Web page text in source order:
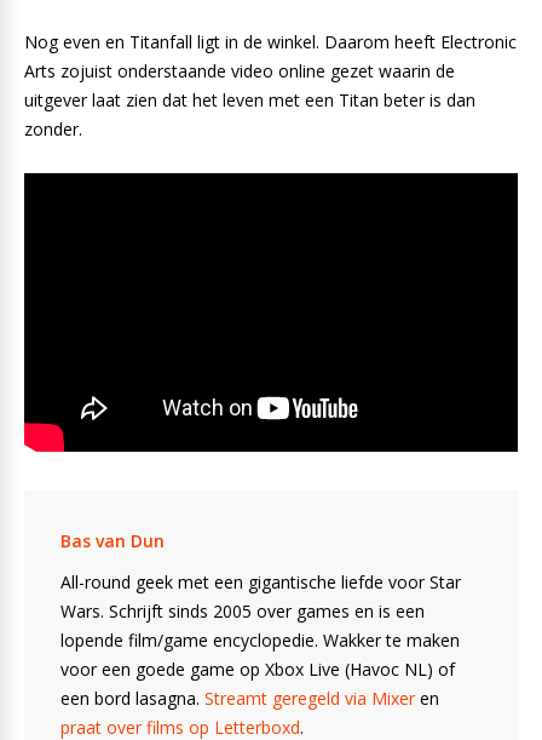
Nog even en Titanfall ligt in de winkel. Daarom heeft Electronic
Arts zojuist onderstaande video online gezet waarin de
uitgever laat zien dat het leven met een Titan beter is dan
zonder.
Bas van Dun
All-round geek met een gigantische liefde voor Star
Wars. Schrijft sinds 2005 over games en is een
lopende film/game encyclopedie. Wakker te maken
voor een goede game op Xbox Live (Havoc NL) of
een bord lasagna. Streamt geregeld via Mixeren
praat over films op Letterboxd.